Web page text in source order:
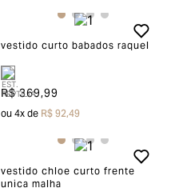
vestido curto babados raquel
R$ 369,99
ou4x deR$ 92,49
vestido chloe curto frente
unica malha